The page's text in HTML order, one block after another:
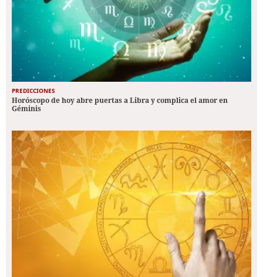
PREDICCIONES
Horóscopo de hoy abre puertas a Libra y complica el amor en
Géminis